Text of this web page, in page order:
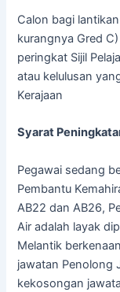
Calon bagi
kurangnya Gred
peringkat Sijil
atau kelulusan
Kerajaan
Syarat
Pegawai sedang
Pembantu
AB22 dan AB26,
Air adalah layak
Melantik
jawatan Penolong
kekosongan